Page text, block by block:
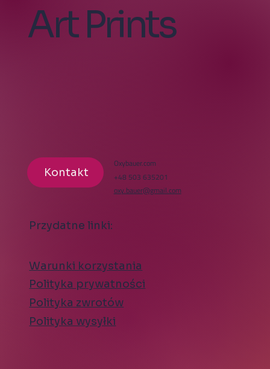
Art Prints
Kontakt
Oxybauer.com
+48 503 635201
oxy.bauer@gmail.com
Przydatne linki:
Warunki korzystania
Polityka prywatności
Polityka zwrotów
Polityka wysyłki